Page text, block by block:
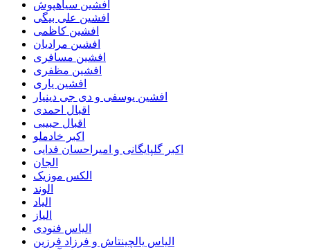
افشین سیاهپوش
افشین علی بیگی
افشین کاظمی
افشین مرادیان
افشین مسافری
افشین مظفری
افشین یاری
افشین یوسفی و دی جی دینیار
اقبال احمدی
اقبال حبیبی
اکبر خادملو
اکبر گلپایگانی و امیراحسان فدایی
الجان
الکس موزیک
الوند
الیاد
الیاز
الیاس فنودی
الیاس یالچینتاش و فرزاد فرزین